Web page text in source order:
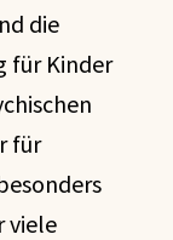
die
für Kinder
für
viele